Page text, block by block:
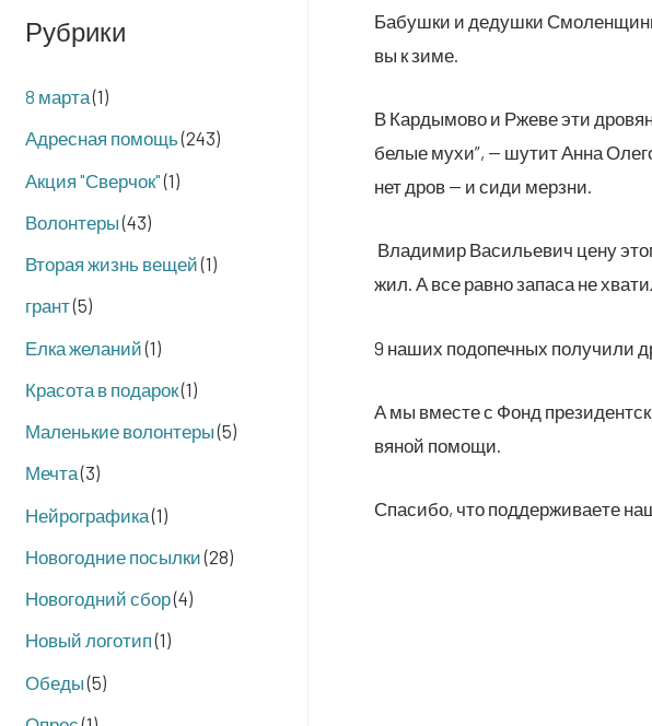
Рубрики
8 марта(1)
Адресная помощь(243)
Акция "Сверчок"(1)
Волонтеры(43)
Вторая жизнь вещей(1)
грант(5)
Елка желаний(1)
Красота в подарок(1)
Маленькие волонтеры(5)
Мечта(3)
Нейрографика(1)
Новогодние посылки(28)
Новогодний сбор(4)
Новый логотип(1)
Обеды(5)
Бабуш­ки и дедуш­ки Смо­лен­щи­ны
вы к зиме.
В Кар­ды­мо­во и Рже­ве эти
белые мухи”, — шутит Анна
нет дров — и сиди мерзни.
Вла­ди­мир Васи­лье­вич цену
жил. А все рав­но запа­са не
9 наших под­опеч­ных полу­чи­ли
А мы вме­сте с Фонд
вя­ной помощи.
Спа­си­бо, что под­дер­жи­ва­е­те